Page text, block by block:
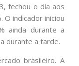
fechou o dia aos
O indicador iniciou
ainda durante a
durante a tarde.
brasileiro. A